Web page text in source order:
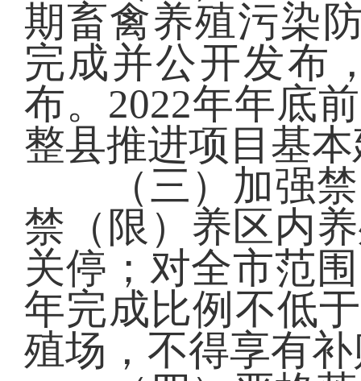
期畜禽养殖污染
完成并公开发布
布。2022年年底
整县推进项目基
（三）加强禁
禁（限）养区内
关停；对全市范
年完成比例不低
殖场，不得享有